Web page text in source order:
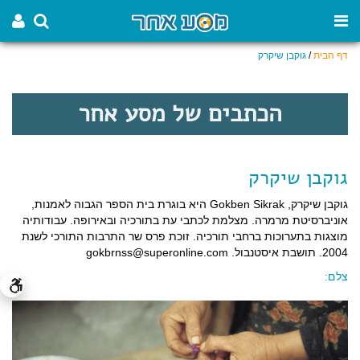
דף הבית/ גוקבן שיקרק
הכתבים של מסע אחר
גוקבן שיקרק
גוקבן שיקרק, Gokben Sikrak היא בוגרת בית הספר הגבוה לאמנות,
אוניברסיטת מרמרה. מצלמת לכתבי עת בתורכיה ובאירופה. עבודותיה
מוצגות בתערוכות ברחבי תורכיה. זוכת פרס שר התרבות התורכי לשנת
2004. תושבת איסטנבול. gokbrnss@superonline.com
צלם: